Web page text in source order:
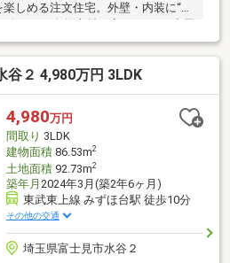
しめる注文住宅。外壁・内装に“漆
うどいい間取り。大きなパントリ
トなど、収納も豊富。南面の庭は
良好。玄関には大型のシューズク
やすさにも配慮された一軒です。■
採用■充実した収納■小学校近く子
の請求はお気軽にお問合せくださ
谷２ 4,980万円 3LDK
4,980万円
間取り 3LDK
建物面積86.53m2
土地面積92.73m2
築年月 2024年3月(築2年6ヶ月)
東武東上線 みずほ台駅 徒歩10分
その他の交通
埼玉県富士見市水谷２